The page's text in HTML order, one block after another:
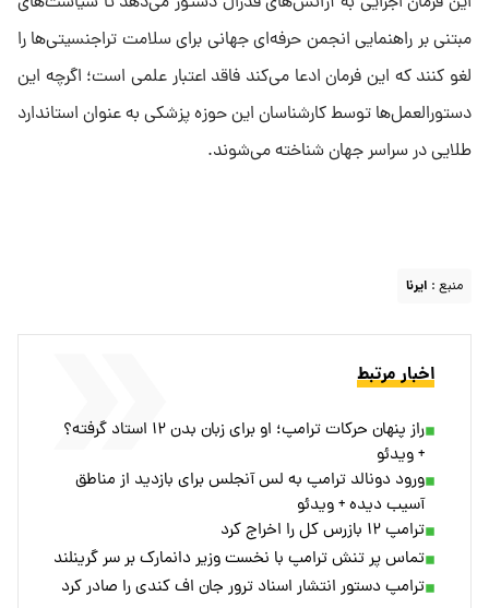
مبتنی بر راهنمایی انجمن حرفه‌ای جهانی برای سلامت تراجنسیتی‌ها را
لغو کنند که این فرمان ادعا می‌کند فاقد اعتبار علمی است؛ اگرچه این
دستورالعمل‌ها توسط کارشناسان این حوزه پزشکی به عنوان استاندارد
طلایی در سراسر جهان شناخته می‌شوند.
منبع : ایرنا
اخبار مرتبط
راز پنهان حرکات ترامپ؛ او برای زبان بدن ۱۲ استاد گرفته؟
+ ویدئو
ورود دونالد ترامپ به لس آنجلس برای بازدید از مناطق
آسیب دیده + ویدئو
ترامپ ۱۲ بازرس کل را اخراج کرد
تماس پر تنش ترامپ با نخست وزیر دانمارک بر سر گرینلند
ترامپ دستور انتشار اسناد ترور جان اف کندی را صادر کرد